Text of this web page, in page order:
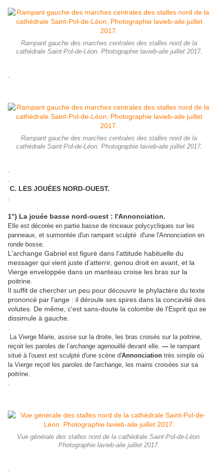
Rampant gauche des marches centrales des stalles nord de la
cathédrale Saint-Pol-de-Léon. Photographie lavieb-aile juillet 2017.
.
Rampant gauche des marches centrales des stalles nord de la
cathédrale Saint-Pol-de-Léon. Photographie lavieb-aile juillet 2017.
.
.
C. LES JOUÉES NORD-OUEST.
.
1°) La jouée basse nord-ouest : l'Annonciation.
Elle est décorée en partie basse de rinceaux polycycliques sur les
panneaux, et surmontée d'un rampant sculpté d'une l'Annonciation en
ronde bosse.
L'archange Gabriel est figuré dans l'attitude habituelle du
messager qui vient juste d'atterrir, genou droit en avant, et la
Vierge enveloppée dans un manteau croise les bras sur la
poitrine.
Il suffit de chercher un peu pour découvrir le phylactère du texte
prononcé par l'ange : il déroule ses spires dans la concavité des
volutes. De même, c'est sans-doute la colombe de l'Esprit qui se
dissimule à gauche.
.
La Vierge Marie, assise sur la droite, les bras croisés sur la poitrine,
reçoit les paroles de l’archange agenouillé devant elle. — le rampant
situé à l'ouest est sculpté d'une scène d'Annonciation très simple où
la Vierge reçoit les paroles de l'archange, les mains croisées sur sa
poitrine.
.
Vue générale des stalles nord de la cathédrale Saint-Pol-de-Léon.
Photographie lavieb-aile juillet 2017.
.